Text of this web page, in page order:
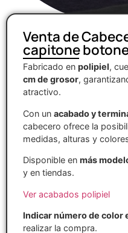
Venta de
capitone
Fabricado en polipiel,
cm de grosor,
atractivo.
Con un acabado y
cabecero ofrece la
medidas, alturas y
Disponible en más
y en tiendas.
Ver acabados polipiel
Indicar número de color
realizar la compra.